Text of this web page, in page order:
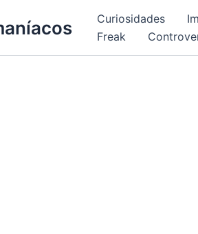
Curiosidades
Freak